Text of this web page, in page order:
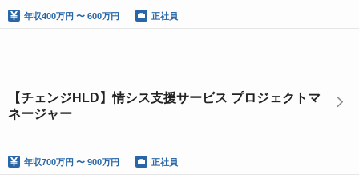
年収400万円 〜 600万円 正社員
【チェンジHLD】情シス支援サービス プロジェクトマ
ネージャー
年収700万円 〜 900万円 正社員